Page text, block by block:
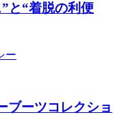
と“着脱の利便
ー
ブーツコレクショ